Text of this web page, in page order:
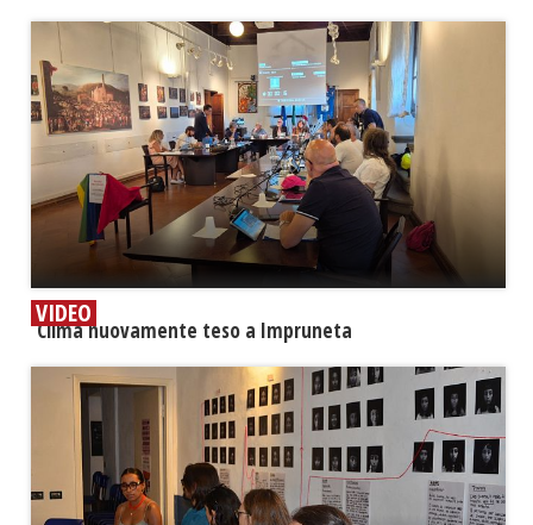
VIDEO
​Clima nuovamente teso a Impruneta